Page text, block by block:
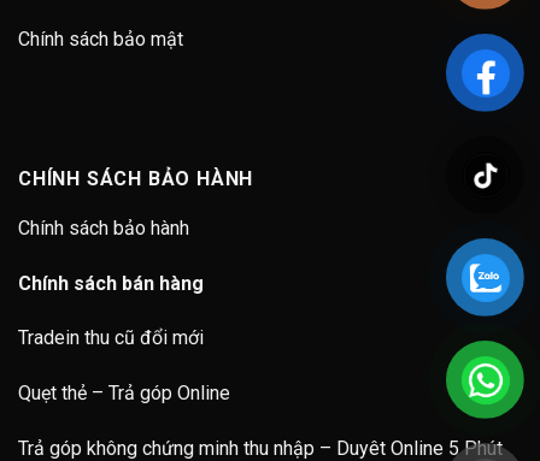
Chính sách bảo mật
CHÍNH SÁCH BẢO HÀNH
Chính sách bảo hành
Chính sách bán hàng
Tradein thu cũ đổi mới
Quẹt thẻ – Trả góp Online
Trả góp không chứng minh thu nhập – Duyêt Online 5 Phút